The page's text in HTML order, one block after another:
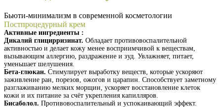
Бьюти-минимализм в современной косметологии
Постпроцедурный крем
Активные ингредиенты :
Дикалий глицирризинат. Обладает противовоспалительной
активностью и делает кожу менее восприимчивой к веществам,
вызывающим аллергию, раздражение и зуд. Увлажняет, питает,
уменьшает шелушения.
Бета-глюкан. Стимулирует выработку веществ, которые ускоряют
заживление ран, порезов, ожогов и царапин. Способствует заметному
разглаживанию мелких морщин, ускоряет восстановление клеток
кожи и их питание за счёт укрепления капилляров.
Бисаболол. Противовоспалительный и успокаивающий эффект.